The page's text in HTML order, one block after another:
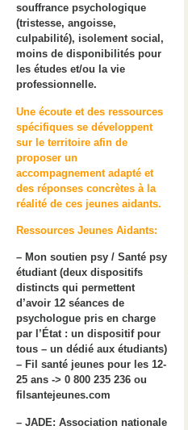
souffrance psychologique
(tristesse, angoisse,
culpabilité), isolement social,
moins de disponibilités pour
les études et/ou la vie
professionnelle.
Une écoute et des ressources
spécifiques se développent
sur le territoire afin de
proposer un
accompagnement adapté et
des réponses concrètes à la
réalité de ces jeunes aidants.
Ressources Jeunes Aidants:
– Mon soutien psy / Santé psy
étudiant (deux dispositifs
distincts qui permettent
d’avoir 12 séances de
psychologue pris en charge
par l’État : un dispositif pour
tous – un dédié aux étudiants)
– Fil santé jeunes pour les 12-
25 ans -> 0 800 235 236 ou
filsantejeunes.com
– JADE: Association nationale